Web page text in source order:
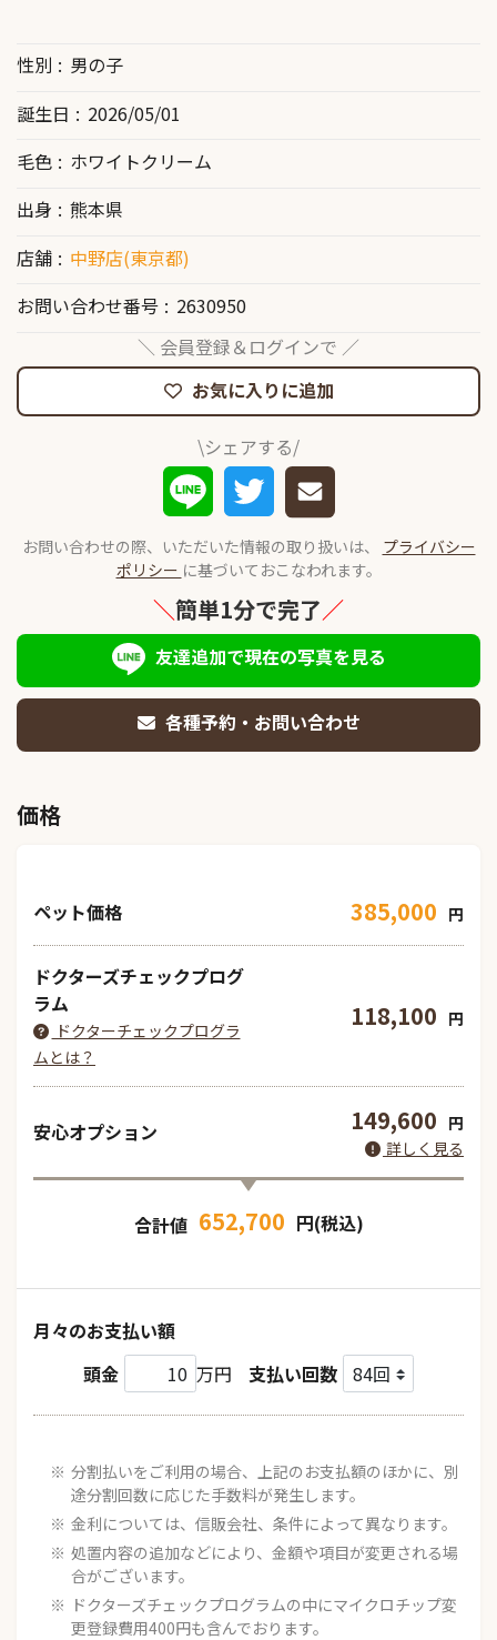
性別
男の子
誕生日
2026/05/01
毛色
ホワイトクリーム
出身
熊本県
店舗
中野店(東京都)
お問い合わせ番号
2630950
＼ 会員登録＆ログインで ／
お気に入りに追加
\シェアする/
お問い合わせの際、いただいた情報の取り扱いは、 プライバシー
ポリシー に基づいておこなわれます。
＼簡単1分で完了／
友達追加で現在の写真を見る
各種予約・お問い合わせ
価格
ペット価格 385,000 円
ドクターズチェックプログ
ラム
ドクターチェックプログラ
ムとは？
118,100 円
安心オプション 149,600 円
詳しく見る
合計値 652,700 円(税込)
月々のお支払い額
頭金
万円 支払い回数
分割払いをご利用の場合、上記のお支払額のほかに、別
途分割回数に応じた手数料が発生します。
金利については、信販会社、条件によって異なります。
処置内容の追加などにより、金額や項目が変更される場
合がございます。
ドクターズチェックプログラムの中にマイクロチップ変
更登録費用400円も含んでおります。